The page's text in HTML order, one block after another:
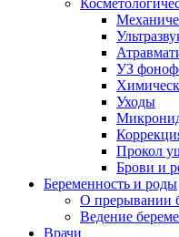
УЗ
Уходы
Прокол
Брови и
Беременность и роды
О прерывании
Ведение
Врачи